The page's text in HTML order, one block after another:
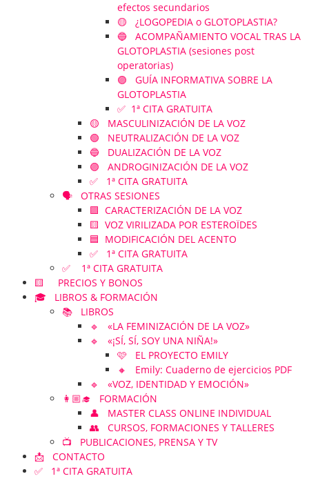
efectos secundarios
🟡 ¿LOGOPEDIA o GLOTOPLASTIA?
🔵 ACOMPAÑAMIENTO VOCAL TRAS LA
GLOTOPLASTIA (sesiones post
operatorias)
🟣 GUÍA INFORMATIVA SOBRE LA
GLOTOPLASTIA
✅ 1ª CITA GRATUITA
🟡 MASCULINIZACIÓN DE LA VOZ
🟢 NEUTRALIZACIÓN DE LA VOZ
🔵 DUALIZACIÓN DE LA VOZ
🟣 ANDROGINIZACIÓN DE LA VOZ
✅ 1ª CITA GRATUITA
🗣️ OTRAS SESIONES
🟪 CARACTERIZACIÓN DE LA VOZ
🟨 VOZ VIRILIZADA POR ESTEROÏDES
🟦 MODIFICACIÓN DEL ACENTO
✅ 1ª CITA GRATUITA
✅ 1ª CITA GRATUITA
🟨 PRECIOS Y BONOS
🎓 LIBROS & FORMACIÓN
📚 LIBROS
🔹 «LA FEMINIZACIÓN DE LA VOZ»
🔹 «¡SÍ, SÍ, SOY UNA NIÑA!»
🩷 EL PROYECTO EMILY
🔸 Emily: Cuaderno de ejercicios PDF
🔹 «VOZ, IDENTIDAD Y EMOCIÓN»
👩🏼‍🎓 FORMACIÓN
👤 MASTER CLASS ONLINE INDIVIDUAL
👥 CURSOS, FORMACIONES Y TALLERES
📺 PUBLICACIONES, PRENSA Y TV
📩 CONTACTO
✅ 1ª CITA GRATUITA